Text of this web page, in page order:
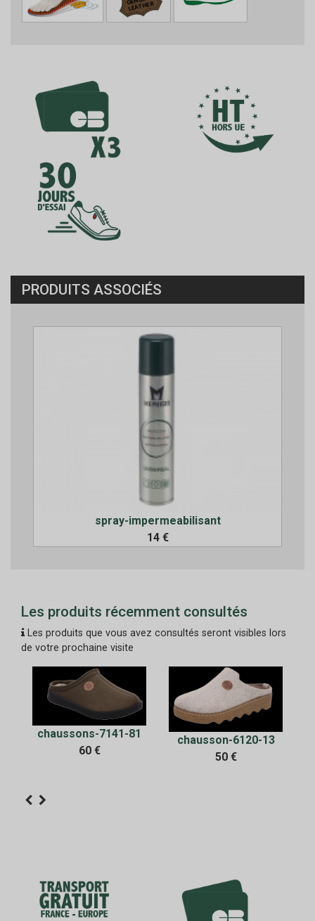
PRODUITS ASSOCIÉS
spray-impermeabilisant
14 €
Les produits récemment consultés
Les produits que vous avez consultés seront visibles lors
de votre prochaine visite
chaussons-7141-81
60 €
chausson-6120-13
50 €